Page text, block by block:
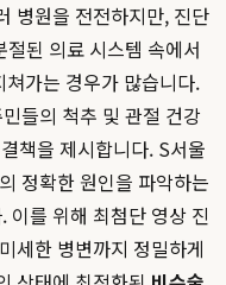
병원을 전전하지만, 진단
된 의료 시스템 속에서
가는 경우가 많습니다.
들의 척추 및 관절 건강
책을 제시합니다. S서울
정확한 원인을 파악하는
이를 위해 최첨단 영상 진
세한 병변까지 정밀하게